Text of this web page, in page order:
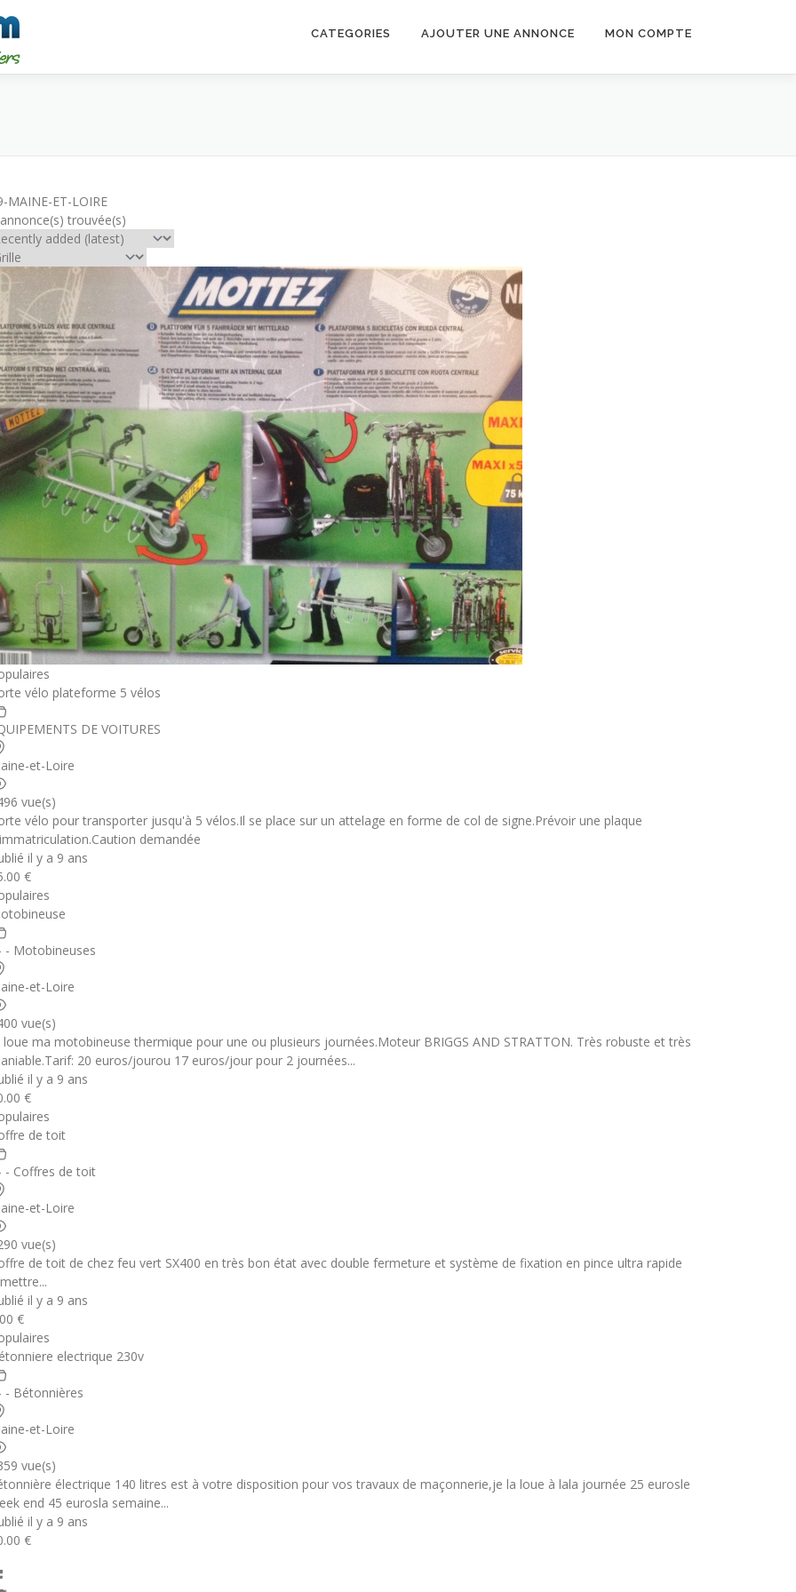
CATEGORIES AJOUTER UNE ANNONCE MON COMPTE
MAINE-ET-LOIRE
trouvée(s)
vélo plateforme 5 vélos
DE VOITURES
et-Loire
vue(s)
vélo pour transporter jusqu'à 5 vélos.Il se place sur un attelage en forme de col de signe.Prévoir une plaque
demandée
il y a 9 ans
€
- Motobineuses
et-Loire
vue(s)
loue ma motobineuse thermique pour une ou plusieurs journées.Moteur BRIGGS AND STRATTON. Très robuste et très
20 euros/jourou 17 euros/jour pour 2 journées...
il y a 9 ans
€
de toit
- Coffres de toit
et-Loire
vue(s)
de toit de chez feu vert SX400 en très bon état avec double fermeture et système de fixation en pince ultra rapide
il y a 9 ans
€
electrique 230v
- Bétonnières
et-Loire
vue(s)
électrique 140 litres est à votre disposition pour vos travaux de maçonnerie,je la loue à lala journée 25 eurosle
end 45 eurosla semaine...
il y a 9 ans
€